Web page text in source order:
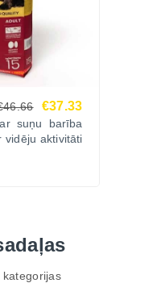
€37.33
suņu barība
vidēju aktivitāti